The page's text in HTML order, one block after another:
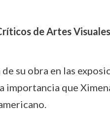
de Artes Visuales
su obra en las
importancia que